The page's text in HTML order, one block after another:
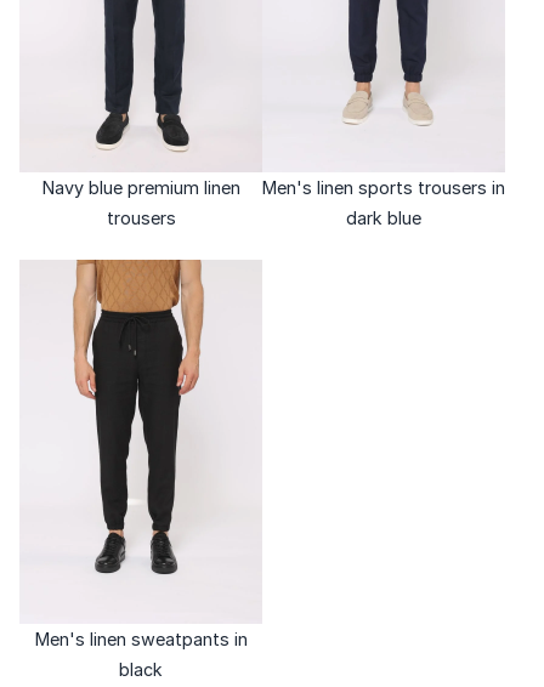
Navy blue premium linen
trousers
Men's linen sports trousers in
dark blue
Men's linen sweatpants in
black